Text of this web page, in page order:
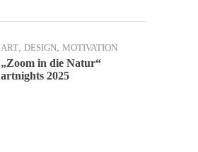
ART DESIGN MOTIVATION
„Zoom in die Natur“
artnights 2025